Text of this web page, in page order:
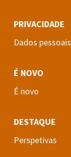
PRIVACIDADE
Dados pessoais
É NOVO
É novo
DESTAQUE
Perspetivas